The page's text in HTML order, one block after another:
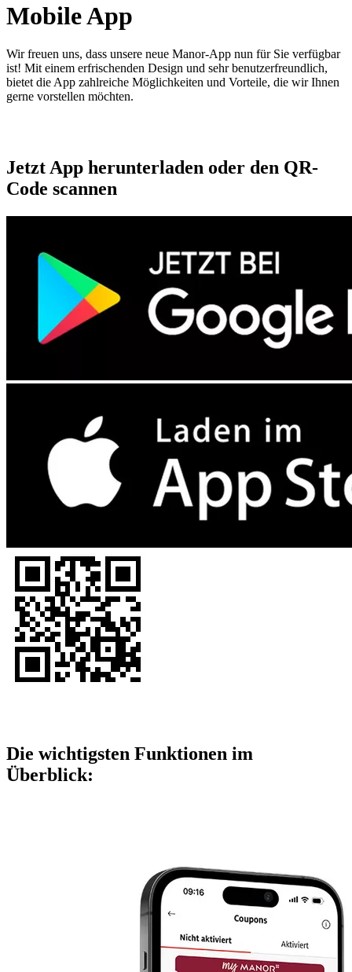
Mobile App
Wir freuen uns, dass unsere neue Manor-App nun für Sie verfügbar
ist! Mit einem erfrischenden Design und sehr benutzerfreundlich,
bietet die App zahlreiche Möglichkeiten und Vorteile, die wir Ihnen
gerne vorstellen möchten.
Jetzt App herunterladen oder den QR-
Code scannen
Die wichtigsten Funktionen im
Überblick: